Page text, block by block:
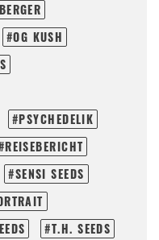
OG KUSH
PSYCHEDELIK
REISEBERICHT
SENSI SEEDS
T.H. SEEDS